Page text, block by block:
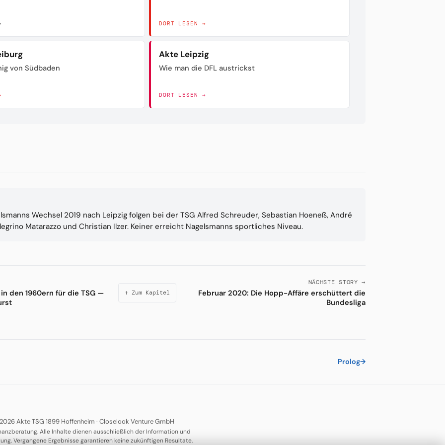
DORT LESEN →
von Südbaden
Akte Leipzig
Wie man die DFL austrickst
DORT LESEN →
Wechsel 2019 nach Leipzig folgen bei der TSG Alfred Schreuder, Sebastian Hoeneß, André
Matarazzo und Christian Ilzer. Keiner erreicht Nagelsmanns sportliches Niveau.
den 1960ern für die TSG —
↑ Zum Kapitel
NÄCHSTE STORY →
Februar 2020: Die Hopp-Affäre erschüttert die
Bundesliga
Prolog→
Akte TSG 1899 Hoffenheim · Closelook Venture GmbH
Alle Inhalte dienen ausschließlich der Information und
Vergangene Ergebnisse garantieren keine zukünftigen Resultate.